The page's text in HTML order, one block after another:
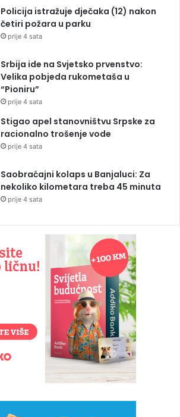
Policija istražuje dječaka (12) nakon
četiri požara u parku
prije 4 sata
Srbija ide na Svjetsko prvenstvo:
Velika pobjeda rukometaša u
“Pioniru”
prije 4 sata
Stigao apel stanovništvu Srpske za
racionalno trošenje vode
prije 4 sata
Saobraćajni kolaps u Banjaluci: Za
nekoliko kilometara treba 45 minuta
prije 4 sata